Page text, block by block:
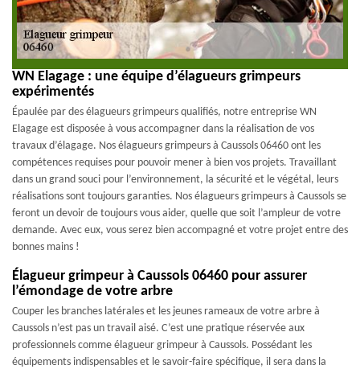
WN Elagage : une équipe d’élagueurs grimpeurs
expérimentés
Épaulée par des élagueurs grimpeurs qualifiés, notre entreprise WN
Elagage est disposée à vous accompagner dans la réalisation de vos
travaux d’élagage. Nos élagueurs grimpeurs à Caussols 06460 ont les
compétences requises pour pouvoir mener à bien vos projets. Travaillant
dans un grand souci pour l’environnement, la sécurité et le végétal, leurs
réalisations sont toujours garanties. Nos élagueurs grimpeurs à Caussols se
feront un devoir de toujours vous aider, quelle que soit l’ampleur de votre
demande. Avec eux, vous serez bien accompagné et votre projet entre des
bonnes mains !
Élagueur grimpeur à Caussols 06460 pour assurer
l’émondage de votre arbre
Couper les branches latérales et les jeunes rameaux de votre arbre à
Caussols n’est pas un travail aisé. C’est une pratique réservée aux
professionnels comme élagueur grimpeur à Caussols. Possédant les
équipements indispensables et le savoir-faire spécifique, il sera dans la